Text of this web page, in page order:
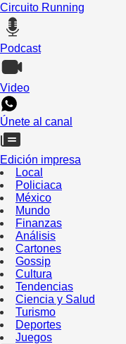
Circuito Running
Podcast
Video
Únete al canal
Edición impresa
Local
Policiaca
México
Mundo
Finanzas
Análisis
Cartones
Gossip
Cultura
Tendencias
Ciencia y Salud
Turismo
Deportes
Juegos